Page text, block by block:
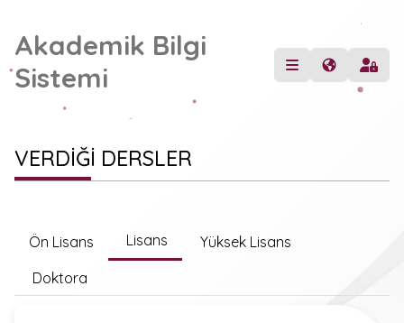
Akademik Bilgi
Sistemi
VERDİĞİ DERSLER
Ön Lisans Lisans Yüksek Lisans
Doktora